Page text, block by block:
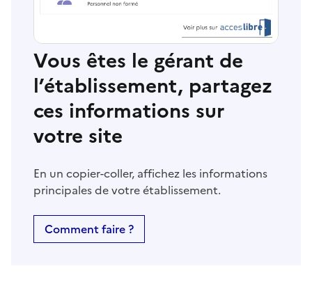
Vous êtes le gérant de
l’établissement, partagez
ces informations sur
votre site
En un copier-coller, affichez les informations
principales de votre établissement.
Comment faire ?